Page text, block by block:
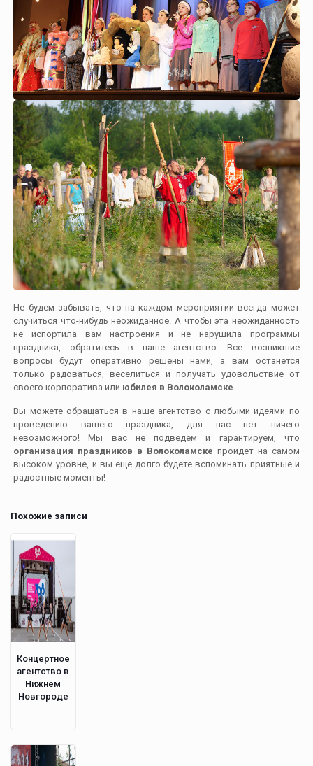
Не будем забывать, что на каждом мероприятии всегда может
случиться что-нибудь неожиданное. А чтобы эта неожиданность
не испортила вам настроения и не нарушила программы
праздника, обратитесь в наше агентство. Все возникшие
вопросы будут оперативно решены нами, а вам останется
только радоваться, веселиться и получать удовольствие от
своего корпоратива или юбилея в Волоколамске
Вы можете обращаться в наше агентство с любыми идеями по
проведению вашего праздника, для нас нет ничего
невозможного! Мы вас не подведем и гарантируем, что
организация праздников в Волоколамске пройдет на самом
высоком уровне, и вы еще долго будете вспоминать приятные и
радостные моменты!
Похожие записи
Концертное
агентство в
Нижнем
Новгороде